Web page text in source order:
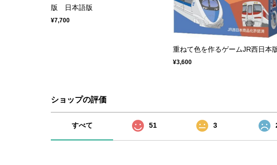
版 日本語版
¥7,700
重ねて色を作るゲームJR西日本
¥3,600
ショップの評価
すべて 51 3